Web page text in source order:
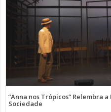
“Anna nos Trópicos” Relembra
Sociedade